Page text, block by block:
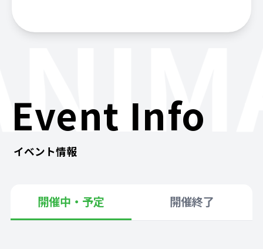
Event Info
イベント情報
開催中・予定 開催終了